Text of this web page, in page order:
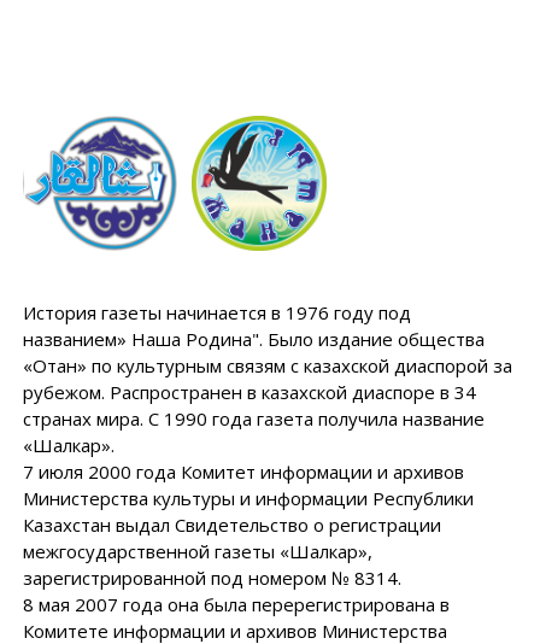
История газеты начинается в 1976 году под
названием» Наша Родина". Было издание общества
«Отан» по культурным связям с казахской диаспорой за
рубежом. Распространен в казахской диаспоре в 34
странах мира. С 1990 года газета получила название
«Шалкар».
7 июля 2000 года Комитет информации и архивов
Министерства культуры и информации Республики
Казахстан выдал Свидетельство о регистрации
межгосударственной газеты «Шалкар»,
зарегистрированной под номером № 8314.
8 мая 2007 года она была перерегистрирована в
Комитете информации и архивов Министерства